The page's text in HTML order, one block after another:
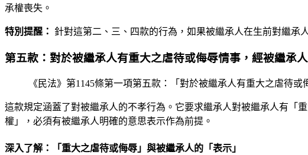
承權喪失。
特別提醒： 針對這第二、三、四款的行為，如果被繼承人在生前對繼承
第五款：對於被繼承人有重大之虐待或侮辱情事，經被繼承
《民法》第1145條第一項第五款：「對於被繼承人有重大之虐待
這款規定涵蓋了對被繼承人的不孝行為。它要求繼承人對被繼承人有「
權」，必須有被繼承人明確的意思表示作為前提。
深入了解：「重大之虐待或侮辱」與被繼承人的「表示」